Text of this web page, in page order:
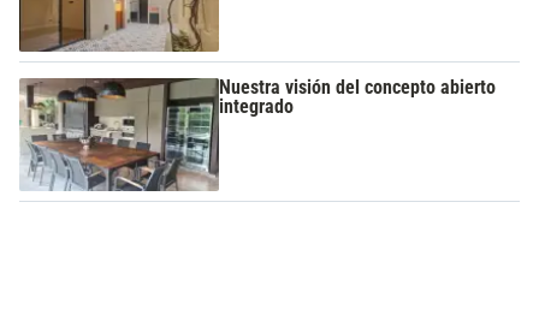
Nuestra visión del concepto abierto
integrado